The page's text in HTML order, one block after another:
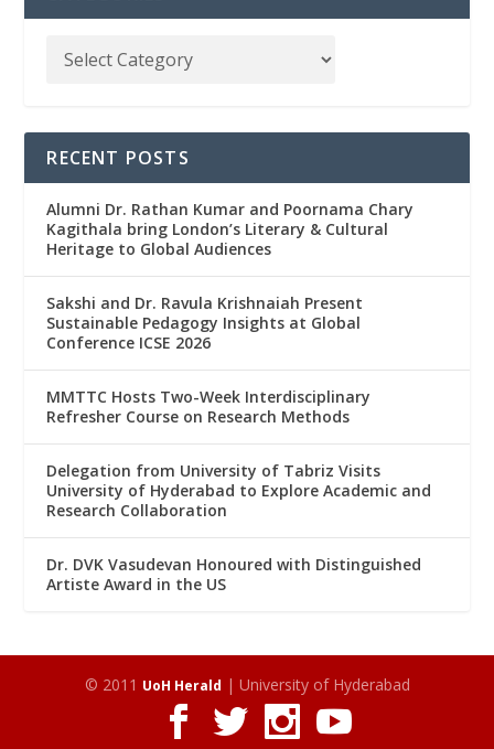
RECENT POSTS
Alumni Dr. Rathan Kumar and Poornama Chary
Kagithala bring London’s Literary & Cultural
Heritage to Global Audiences
Sakshi and Dr. Ravula Krishnaiah Present
Sustainable Pedagogy Insights at Global
Conference ICSE 2026
MMTTC Hosts Two-Week Interdisciplinary
Refresher Course on Research Methods
Delegation from University of Tabriz Visits
University of Hyderabad to Explore Academic and
Research Collaboration
Dr. DVK Vasudevan Honoured with Distinguished
Artiste Award in the US
© 2011 UoH Herald | University of Hyderabad